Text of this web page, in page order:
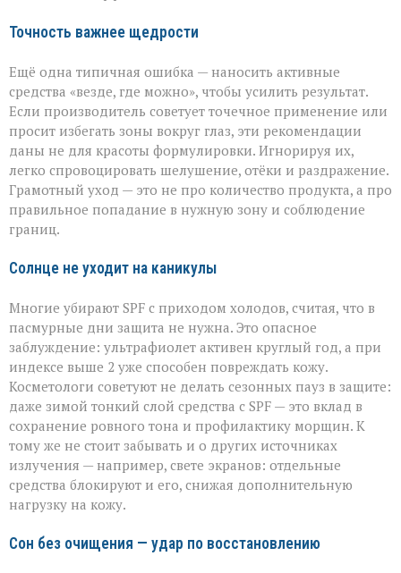
Точность важнее щедрости
Ещё одна типичная ошибка — наносить активные
средства «везде, где можно», чтобы усилить результат.
Если производитель советует точечное применение или
просит избегать зоны вокруг глаз, эти рекомендации
даны не для красоты формулировки. Игнорируя их,
легко спровоцировать шелушение, отёки и раздражение.
Грамотный уход — это не про количество продукта, а про
правильное попадание в нужную зону и соблюдение
границ.
Солнце не уходит на каникулы
Многие убирают SPF с приходом холодов, считая, что в
пасмурные дни защита не нужна. Это опасное
заблуждение: ультрафиолет активен круглый год, а при
индексе выше 2 уже способен повреждать кожу.
Косметологи советуют не делать сезонных пауз в защите:
даже зимой тонкий слой средства с SPF — это вклад в
сохранение ровного тона и профилактику морщин. К
тому же не стоит забывать и о других источниках
излучения — например, свете экранов: отдельные
средства блокируют и его, снижая дополнительную
нагрузку на кожу.
Сон без очищения — удар по восстановлению